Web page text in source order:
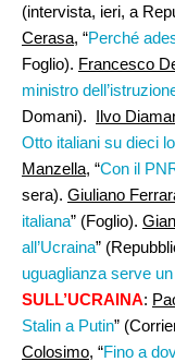
(intervista, ieri, a
Cerasa, “Perché
Foglio). Francesco
ministro
Domani). Ilvo
Otto italiani su dieci
Manzella, “Con il
sera). Giuliano
italiana” (Foglio).
all’Ucraina”
uguaglianza serve
SULL’UCRAINA:
Stalin a Putin”
Colosimo, “Fino a